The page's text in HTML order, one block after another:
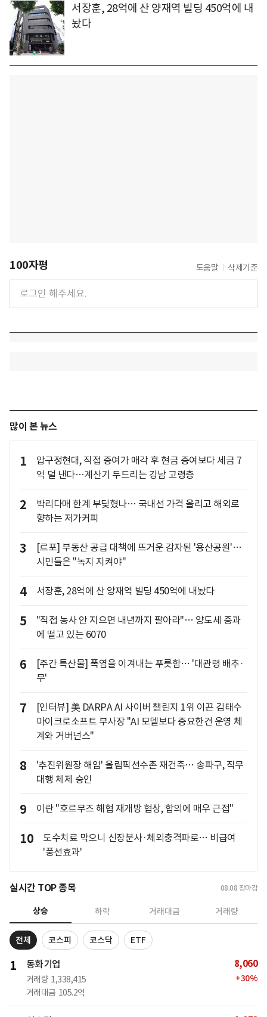
서장훈, 28억에 산 양재역 빌딩 450억에 내
놨다
100자평 도움말 삭제기준
많이 본 뉴스
1
압구정현대, 직접 증여가 매각 후 현금 증여보다 세금 7
억 덜 낸다…계산기 두드리는 강남 고령층
2
박리다매 한계 부딪혔나… 국내선 가격 올리고 해외로
향하는 저가커피
3
[르포] 부동산 공급 대책에 뜨거운 감자된 '용산공원'…
시민들은 "녹지 지켜야"
4 서장훈, 28억에 산 양재역 빌딩 450억에 내놨다
5
"직접 농사 안 지으면 내년까지 팔아라"… 양도세 중과
에 떨고 있는 6070
6
[주간 특산물] 폭염을 이겨내는 푸릇함… '대관령 배추·
무'
7
[인터뷰] 美 DARPA AI 사이버 챌린지 1위 이끈 김태수
마이크로소프트 부사장 "AI 모델보다 중요한건 운영 체
계와 거버넌스"
8
'추진위원장 해임' 올림픽선수촌 재건축… 송파구, 직무
대행 체제 승인
9 이란 "호르무즈 해협 재개방 협상, 합의에 매우 근접"
10
도수치료 막으니 신장분사·체외충격파로… 비급여
'풍선효과'
실시간 TOP 종목 08.08 장마감
상승 하락 거래대금 거래량
전체 코스피 코스닥 ETF
1 동화기업
거래량 1,338,415
거래대금 105.2억
8,060
+30%